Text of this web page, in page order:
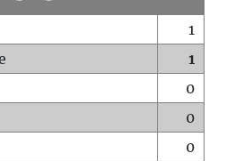
1
1
0
0
0